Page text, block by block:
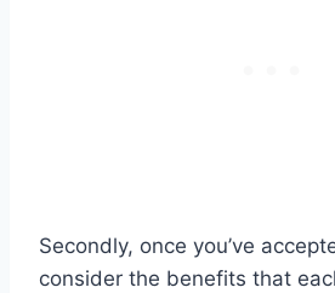
Secondly, once you’ve
consider the benefits that